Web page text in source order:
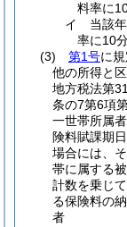
料率に
イ 当該年
率に10
(3)
第1号に
他の所得と
地方税法第
条の7第6項
一世帯所属
険料賦課期日
場合には、
帯に属する
計数を乗じ
る保険料の
者